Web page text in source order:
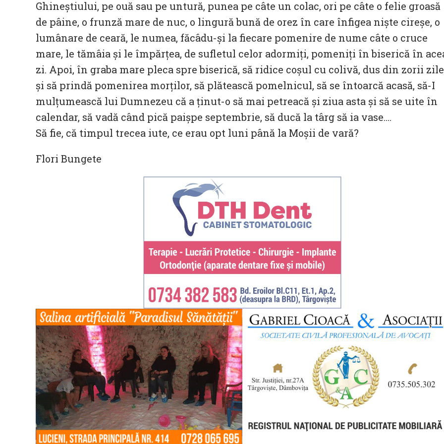
Ghineștiului, pe ouă sau pe untură, punea pe câte un colac, ori pe câte o felie groasă
de pâine, o frunză mare de nuc, o lingură bună de orez în care înfigea niște cireșe, o
lumânare de ceară, le numea, făcâdu-și la fiecare pomenire de nume câte o cruce
mare, le tămâia și le împărțea, de sufletul celor adormiți, pomeniți în biserică în
zi. Apoi, în graba mare pleca spre biserică, să ridice coșul cu colivă, dus din zorii
și să prindă pomenirea morților, să plătească pomelnicul, să se întoarcă acasă, să-I
mulțumească lui Dumnezeu că a ținut-o să mai petreacă și ziua asta și să se uite în
calendar, să vadă când pică paișpe septembrie, să ducă la târg să ia vase….
Să fie, că timpul trecea iute, ce erau opt luni până la Moșii de vară?
Flori Bungete